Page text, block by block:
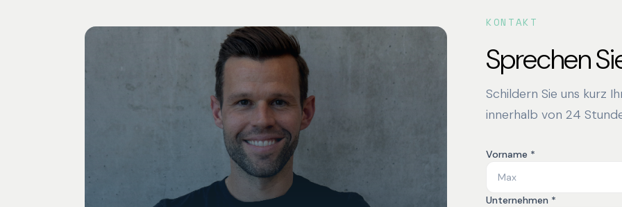
KONTAKT
Sprechen
Schildern Sie uns kurz
innerhalb von 24
Vorname *
Unternehmen *